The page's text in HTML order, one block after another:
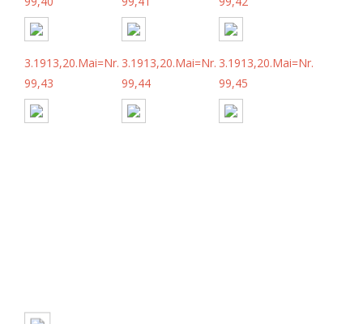
3.1913,20.Mai=Nr.
99,43
3.1913,20.Mai=Nr.
99,44
3.1913,20.Mai=Nr.
99,45